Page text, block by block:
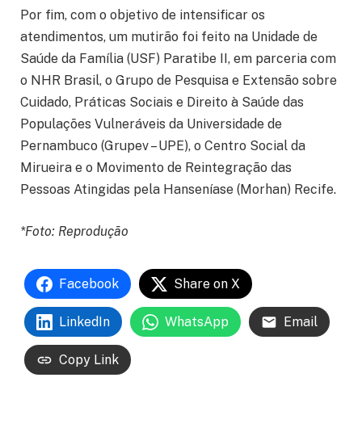
Por fim, com o objetivo de intensificar os
atendimentos, um mutirão foi feito na Unidade de
Saúde da Família (USF) Paratibe II, em parceria com
o NHR Brasil, o Grupo de Pesquisa e Extensão sobre
Cuidado, Práticas Sociais e Direito à Saúde das
Populações Vulneráveis da Universidade de
Pernambuco (Grupev – UPE), o Centro Social da
Mirueira e o Movimento de Reintegração das
Pessoas Atingidas pela Hanseníase (Morhan) Recife.
*Foto: Reprodução
Facebook Share on X
LinkedIn WhatsApp Email
Copy Link